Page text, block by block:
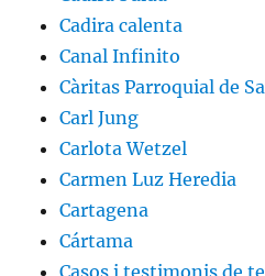
Cadira calenta
Canal Infinito
Càritas Parroquial de
Carl Jung
Carlota Wetzel
Carmen Luz Heredia
Cartagena
Cártama